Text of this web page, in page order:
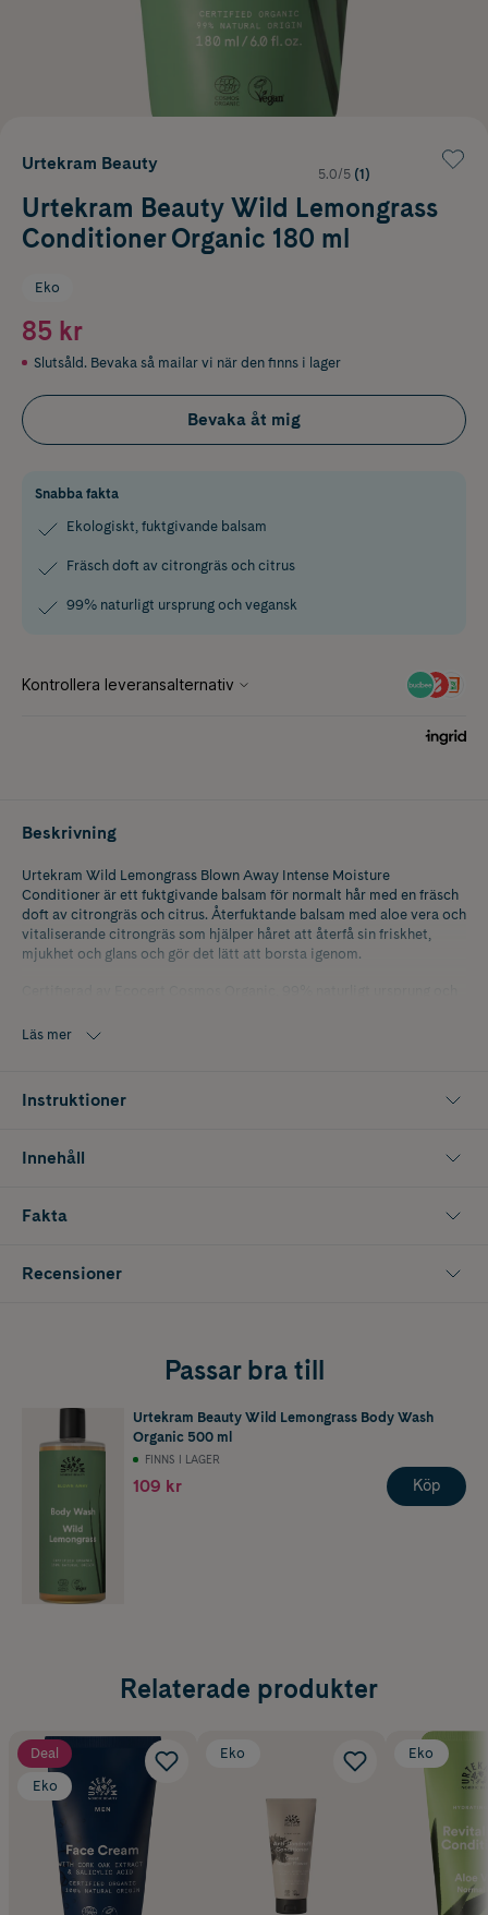
Urtekram Beauty
5.0/5 (1)
Urtekram Beauty Wild Lemongrass
Conditioner Organic 180 ml
Eko
85 kr
Slutsåld. Bevaka så mailar vi när den finns i lager
Bevaka åt mig
Snabba fakta
Ekologiskt, fuktgivande balsam
Fräsch doft av citrongräs och citrus
99% naturligt ursprung och vegansk
Beskrivning
Urtekram Wild Lemongrass Blown Away Intense Moisture
Conditioner är ett fuktgivande balsam för normalt hår med en fräsch
doft av citrongräs och citrus. Återfuktande balsam med aloe vera och
vitaliserande citrongräs som hjälper håret att återfå sin friskhet,
mjukhet och glans och gör det lätt att borsta igenom.
Läs mer
Instruktioner
Innehåll
Fakta
Recensioner
Passar bra till
Urtekram Beauty Wild Lemongrass Body Wash
Organic 500 ml
FINNS I LAGER
109 kr Köp
Relaterade produkter
Deal
Eko
Eko Eko